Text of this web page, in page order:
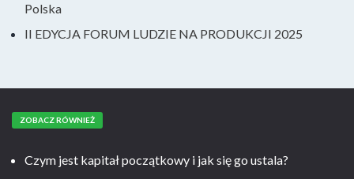
Polska
II EDYCJA FORUM LUDZIE NA PRODUKCJI 2025
ZOBACZ RÓWNIEŻ
Czym jest kapitał początkowy i jak się go ustala?